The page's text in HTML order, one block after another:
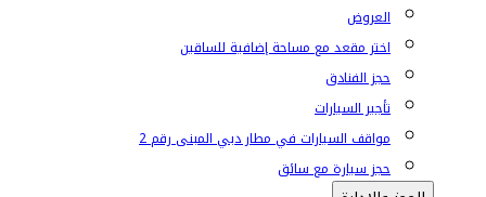
العروض
اختر مقعد مع مساحة إضافية للساقين
حجز الفنادق
تأجير السيارات
مواقف السيارات في مطار دبي المبنى رقم 2
حجز سيارة مع سائق